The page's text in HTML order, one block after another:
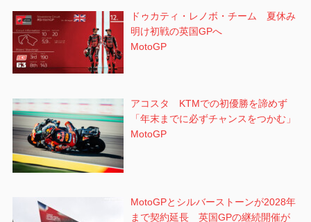
ドゥカティ・レノボ・チーム 夏休み
明け初戦の英国GPへ
MotoGP
アコスタ KTMでの初優勝を諦めず
「年末までに必ずチャンスをつかむ」
MotoGP
MotoGPとシルバーストーンが2028年
まで契約延長 英国GPの継続開催が